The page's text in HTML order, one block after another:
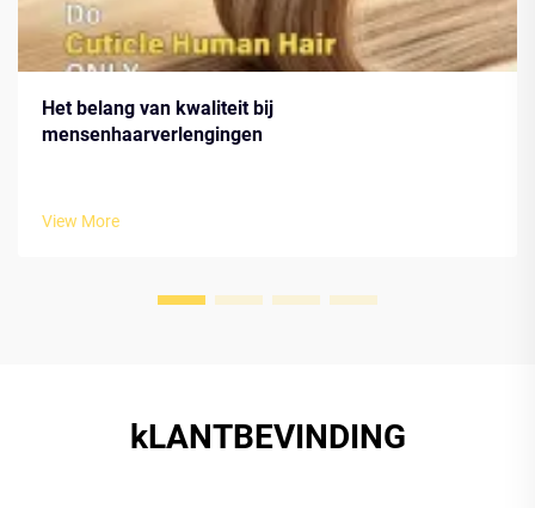
Het belang van kwaliteit bij
mensenhaarverlengingen
View More
kLANTBEVINDING